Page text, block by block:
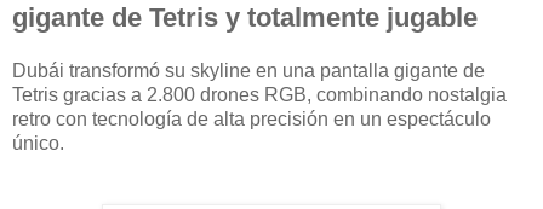
gigante de Tetris y totalmente jugable
Dubái transformó su skyline en una pantalla gigante de
Tetris gracias a 2.800 drones RGB, combinando nostalgia
retro con tecnología de alta precisión en un espectáculo
único.